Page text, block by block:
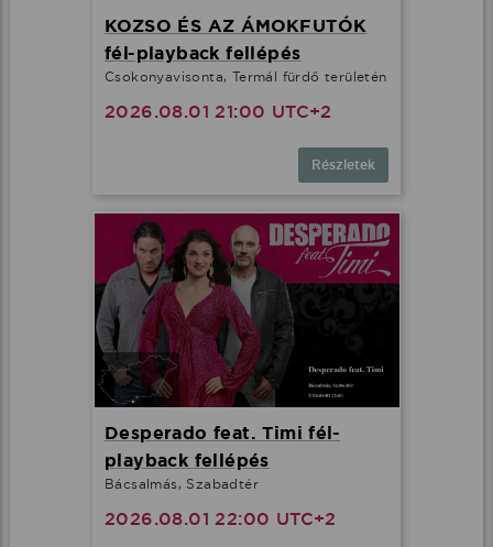
KOZSO ÉS AZ ÁMOKFUTÓK
fél-playback fellépés
Csokonyavisonta, Termál fürdő területén
2026.08.01 21:00 UTC+2
Részletek
Desperado feat. Timi fél-
playback fellépés
Bácsalmás, Szabadtér
2026.08.01 22:00 UTC+2